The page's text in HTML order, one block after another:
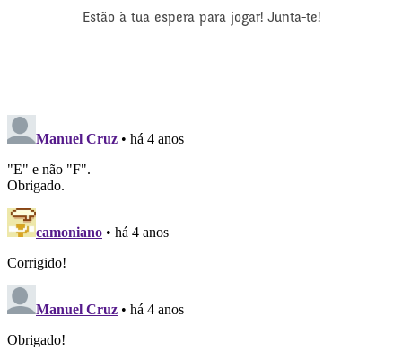
Estão à tua espera para jogar! Junta-te!